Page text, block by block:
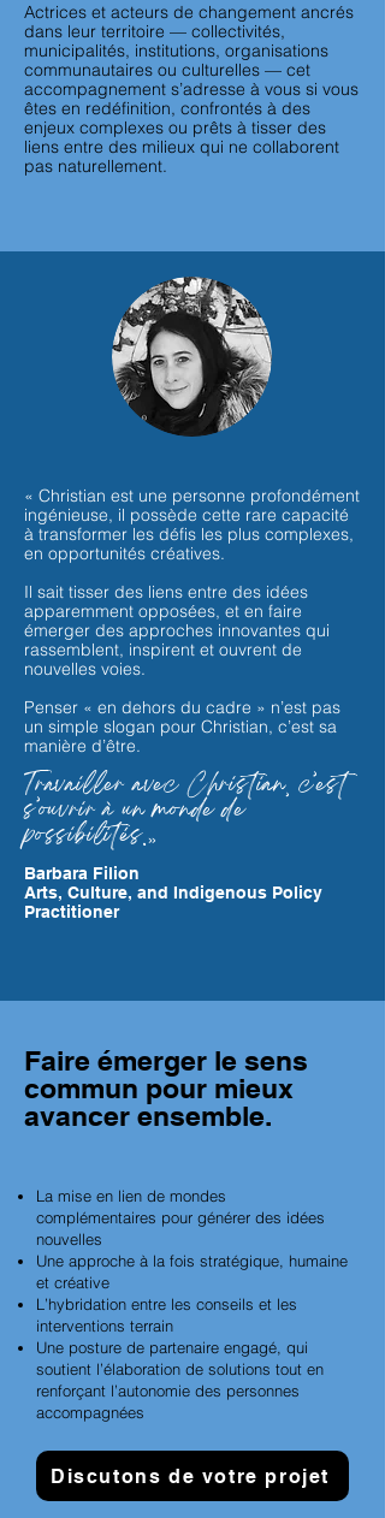
Actrices et acteurs de changement ancrés
dans leur territoire — collectivités,
municipalités, institutions, organisations
communautaires ou culturelles — cet
accompagnement s’adresse à vous si vous
êtes en redéfinition, confrontés à des
enjeux complexes ou prêts à tisser des
liens entre des milieux qui ne collaborent
pas naturellement.
« Christian est une personne profondément
ingénieuse, il possède cette rare capacité
à transformer les défis les plus complexes,
en opportunités créatives.
Il sait tisser des liens entre des idées
apparemment opposées, et en faire
émerger des approches innovantes qui
rassemblent, inspirent et ouvrent de
nouvelles voies.
Penser « en dehors du cadre » n’est pas
un simple slogan pour Christian, c’est sa
manière d’être.
Travailler avec Christian, c’est
s’ouvrir à un monde de
possibilités.»
Barbara Filion
Arts, Culture, and Indigenous Policy
Practitioner
Faire émerger le sens
commun pour mieux
avancer ensemble.
La mise en lien de mondes
complémentaires pour générer des idées
nouvelles
Une approche à la fois stratégique, humaine
et créative
L’hybridation entre les conseils et les
interventions terrain
Une posture de partenaire engagé, qui
soutient l’élaboration de solutions tout en
renforçant l’autonomie des personnes
accompagnées
Discutons de votre projet